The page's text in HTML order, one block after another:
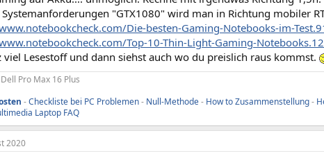
Systemanforderungen "GTX1080" wird man in Richtung mobiler
Die-besten-Gaming-Notebooks-im-
Top-10-Thin-Light-Gaming-
Lesestoff und dann siehst auch wo du preislich raus kommst.
Pro Max 16 Plus
-Checkliste bei PC Problemen- Null-Methode- How to Zusammenstellung-
Laptop FAQ
2020